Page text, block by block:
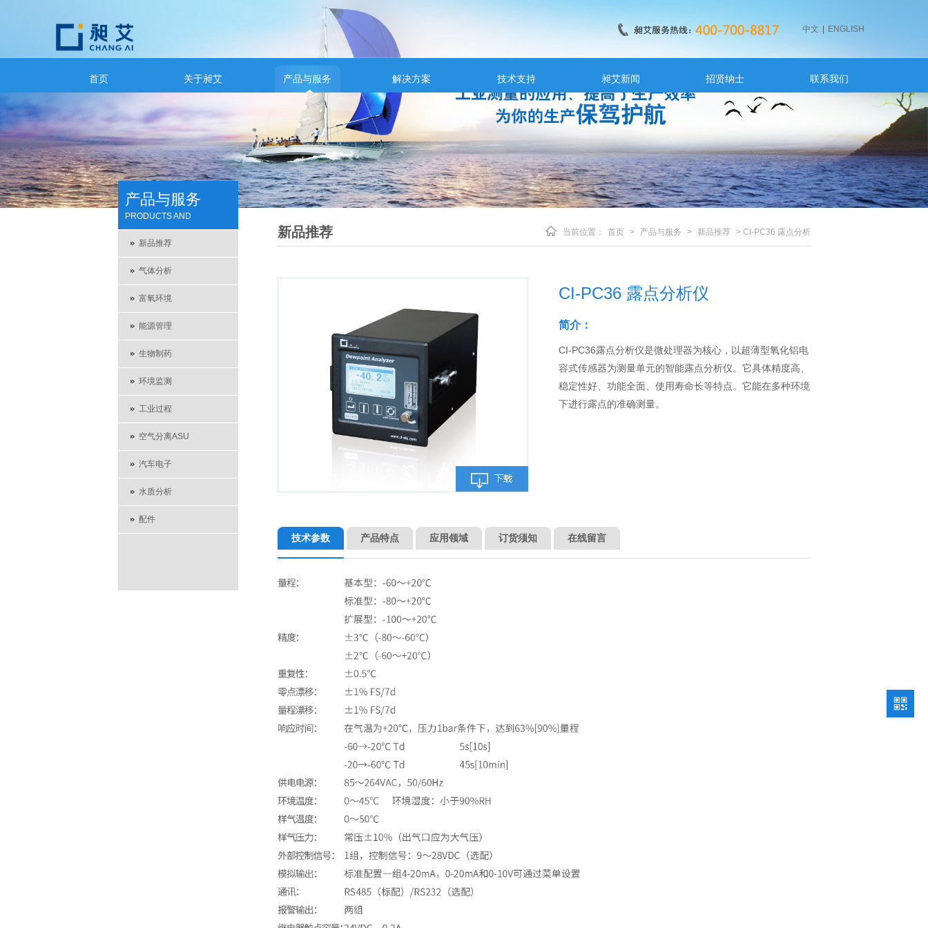
中文 ENGLISH
首页 关于昶艾 产品与服务 解决方案 技术支持 昶艾新闻 招贤纳士 联系我们
产品与服务
PRODUCTS AND
SERVICES
新品推荐
气体分析
富氧环境
能源管理
生物制药
环境监测
工业过程
空气分离ASU
汽车电子
水质分析
配件
新品推荐 当前位置： 首页 > 产品与服务 > 新品推荐 > CI-PC36 露点分析
CI-PC36 露点分析仪
简介：
CI-PC36露点分析仪是微处理器为核心，以超薄型氧化铝电
容式传感器为测量单元的智能露点分析仪。它具体精度高、
稳定性好、功能全面、使用寿命长等特点。它能在多种环境
下进行露点的准确测量。
技术参数 产品特点 应用领域 订货须知 在线留言